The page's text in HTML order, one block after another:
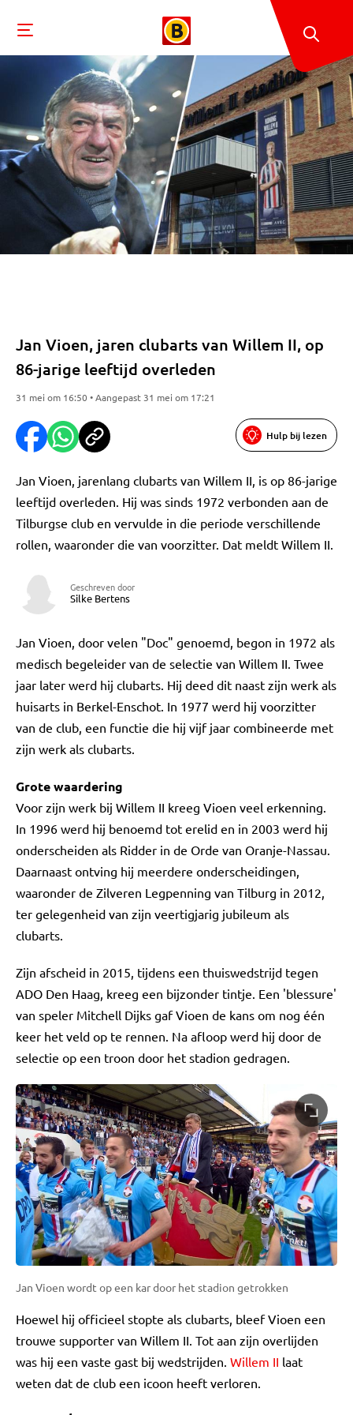
Jan Vioen, jaren clubarts van Willem II, op
86-jarige leeftijd overleden
31 mei om 16:50 • Aangepast 31 mei om 17:21
Hulp bij lezen
Jan Vioen, jarenlang clubarts van Willem II, is op 86-jarige
leeftijd overleden. Hij was sinds 1972 verbonden aan de
Tilburgse club en vervulde in die periode verschillende
rollen, waaronder die van voorzitter. Dat meldt Willem II.
Geschreven door
Silke Bertens
Jan Vioen, door velen "Doc" genoemd, begon in 1972 als
medisch begeleider van de selectie van Willem II. Twee
jaar later werd hij clubarts. Hij deed dit naast zijn werk als
huisarts in Berkel-Enschot. In 1977 werd hij voorzitter
van de club, een functie die hij vijf jaar combineerde met
zijn werk als clubarts.
Grote waardering
Voor zijn werk bij Willem II kreeg Vioen veel erkenning.
In 1996 werd hij benoemd tot erelid en in 2003 werd hij
onderscheiden als Ridder in de Orde van Oranje-Nassau.
Daarnaast ontving hij meerdere onderscheidingen,
waaronder de Zilveren Legpenning van Tilburg in 2012,
ter gelegenheid van zijn veertigjarig jubileum als
clubarts.
Zijn afscheid in 2015, tijdens een thuiswedstrijd tegen
ADO Den Haag, kreeg een bijzonder tintje. Een 'blessure'
van speler Mitchell Dijks gaf Vioen de kans om nog één
keer het veld op te rennen. Na afloop werd hij door de
selectie op een troon door het stadion gedragen.
Jan Vioen wordt op een kar door het stadion getrokken
Hoewel hij officieel stopte als clubarts, bleef Vioen een
trouwe supporter van Willem II. Tot aan zijn overlijden
was hij een vaste gast bij wedstrijden. Willem II laat
weten dat de club een icoon heeft verloren.